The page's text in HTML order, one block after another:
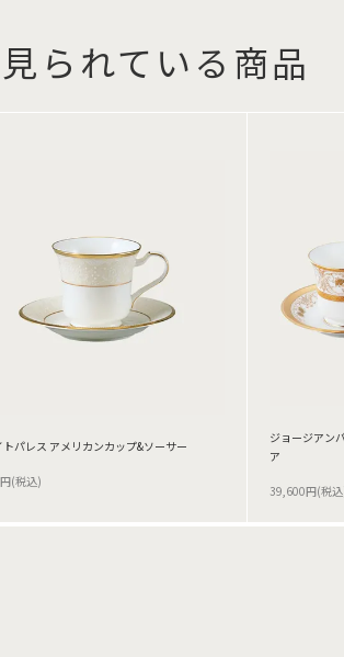
られている商品
トパレス アメリカンカップ&ソーサー
(税込)
ジョージアン
ア
39,600円(税